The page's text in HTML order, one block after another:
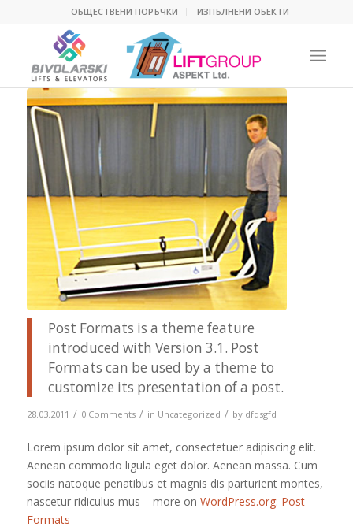
ОБЩЕСТВЕНИ ПОРЪЧКИ ИЗПЪЛНЕНИ ОБЕКТИ
Post Formats is a theme feature
introduced with Version 3.1. Post
Formats can be used by a theme to
customize its presentation of a post.
28.03.2011 / 0 Comments / in Uncategorized / by dfdsgfd
Lorem ipsum dolor sit amet, consectetuer adipiscing elit.
Aenean commodo ligula eget dolor. Aenean massa. Cum
sociis natoque penatibus et magnis dis parturient montes,
nascetur ridiculus mus – more on WordPress.org: Post
Formats